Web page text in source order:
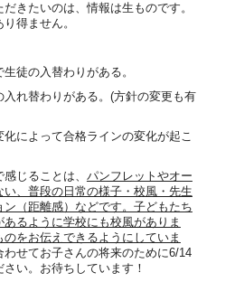
きたいのは、情報は生ものです。
得ません。
徒の入替わりがある。
れ替わりがある。(方針の変更も有
よって合格ラインの変化が起こ
じることは、 パンフレットやオー
、普段の日常の様子・校風・先生
（距離感）などです。子どもたち
るように学校にも校風がありま
をお伝えできるようにしていま
せてお子さんの将来のために6/14
い。お待ちしています！